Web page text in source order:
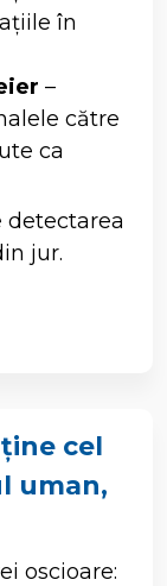
în
–
către
ca
detectarea
jur.
cel
uman,
oscioare: